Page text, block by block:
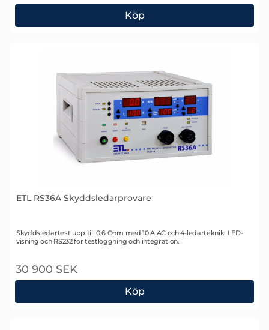
Köp
ETL UG36 Högspänningsprovare
ETL RS36A Skyddsledarprovare
Art. nr 1013
Skyddsledartest upp till 0,6 Ohm med 10 A AC och 4-ledarteknik. LED-
visning och RS232 för testloggning och integration.
30 900 SEK
Köp
ETL RS36A Skyddsledarprovare